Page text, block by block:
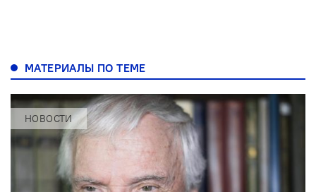
МАТЕРИАЛЫ ПО ТЕМЕ
НОВОСТИ